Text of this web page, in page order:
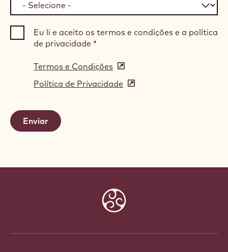
Eu li e aceito os termos e condições e a política
de privacidade *
Termos e Condições (opens
in
a
Política de Privacidade (opens